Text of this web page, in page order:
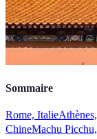
Sommaire
Rome, Italie
ChineMachu